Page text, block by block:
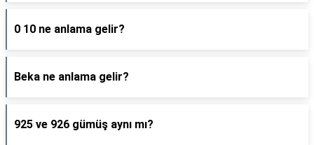
0 10 ne anlama gelir?
Beka ne anlama gelir?
925 ve 926 gümüş aynı mı?